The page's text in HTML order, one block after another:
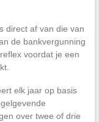
direct af van die van
de bankvergunning
voordat je een
elk jaar op basis
over twee of drie